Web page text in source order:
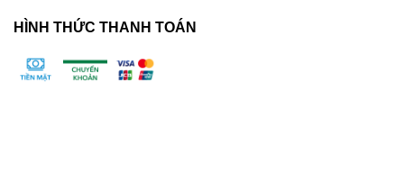
HÌNH THỨC THANH TOÁN